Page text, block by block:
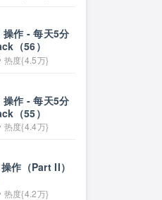
作 - 每天5分
（56）
热度{4.5万}
作 - 每天5分
（55）
热度{4.4万}
作（Part II）
热度{4.2万}